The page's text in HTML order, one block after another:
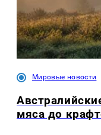
Мировые новости
мяса до